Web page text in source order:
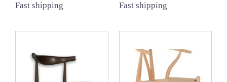
Fast shipping Fast shipping